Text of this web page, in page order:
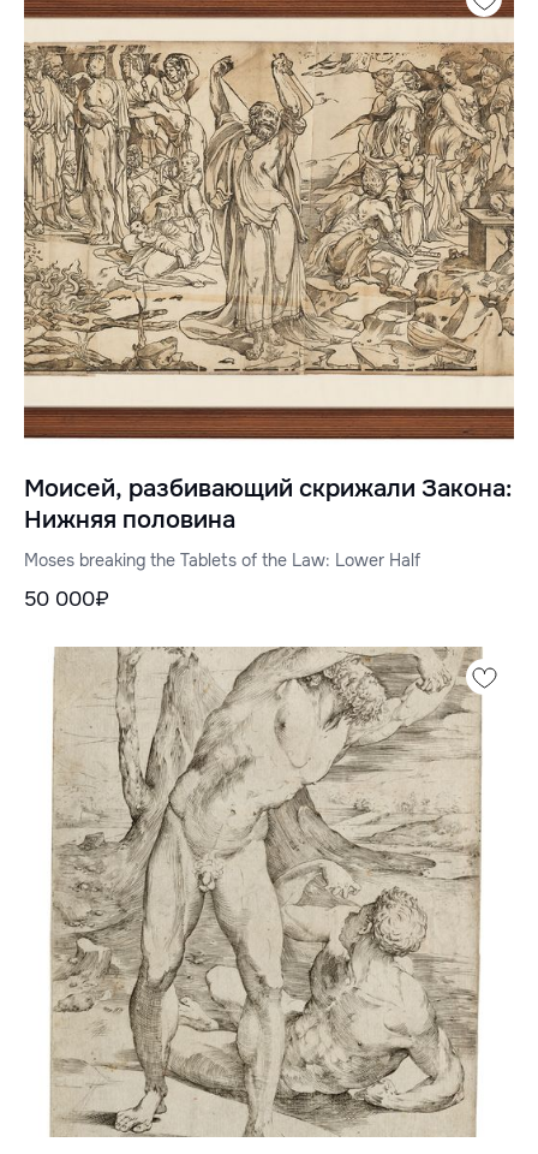
Моисей, разбивающий скрижали Закона:
Нижняя половина
Moses breaking the Tablets of the Law: Lower Half
50 000₽